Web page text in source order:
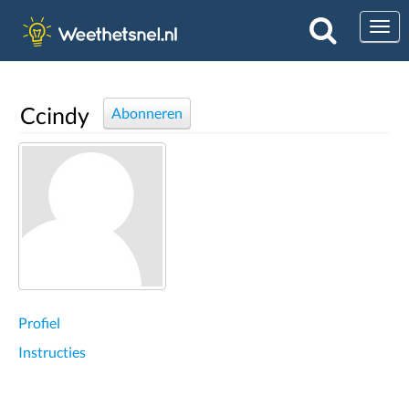
Ccindy Abonneren
Profiel
Instructies